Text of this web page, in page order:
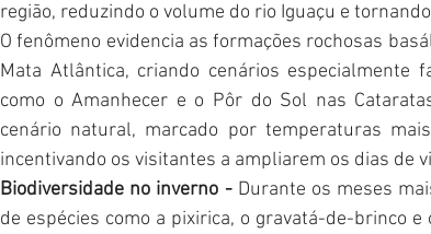
região, reduzindo o volume do rio Iguaçu e
O fenômeno evidencia as formações rochosas
Mata Atlântica, criando cenários especialmente
como o Amanhecer e o Pôr do Sol nas
cenário natural, marcado por temperaturas
incentivando os visitantes a ampliarem os dias de
Biodiversidade no inverno - Durante os meses
de espécies como a pixirica, o gravatá-de-brinco